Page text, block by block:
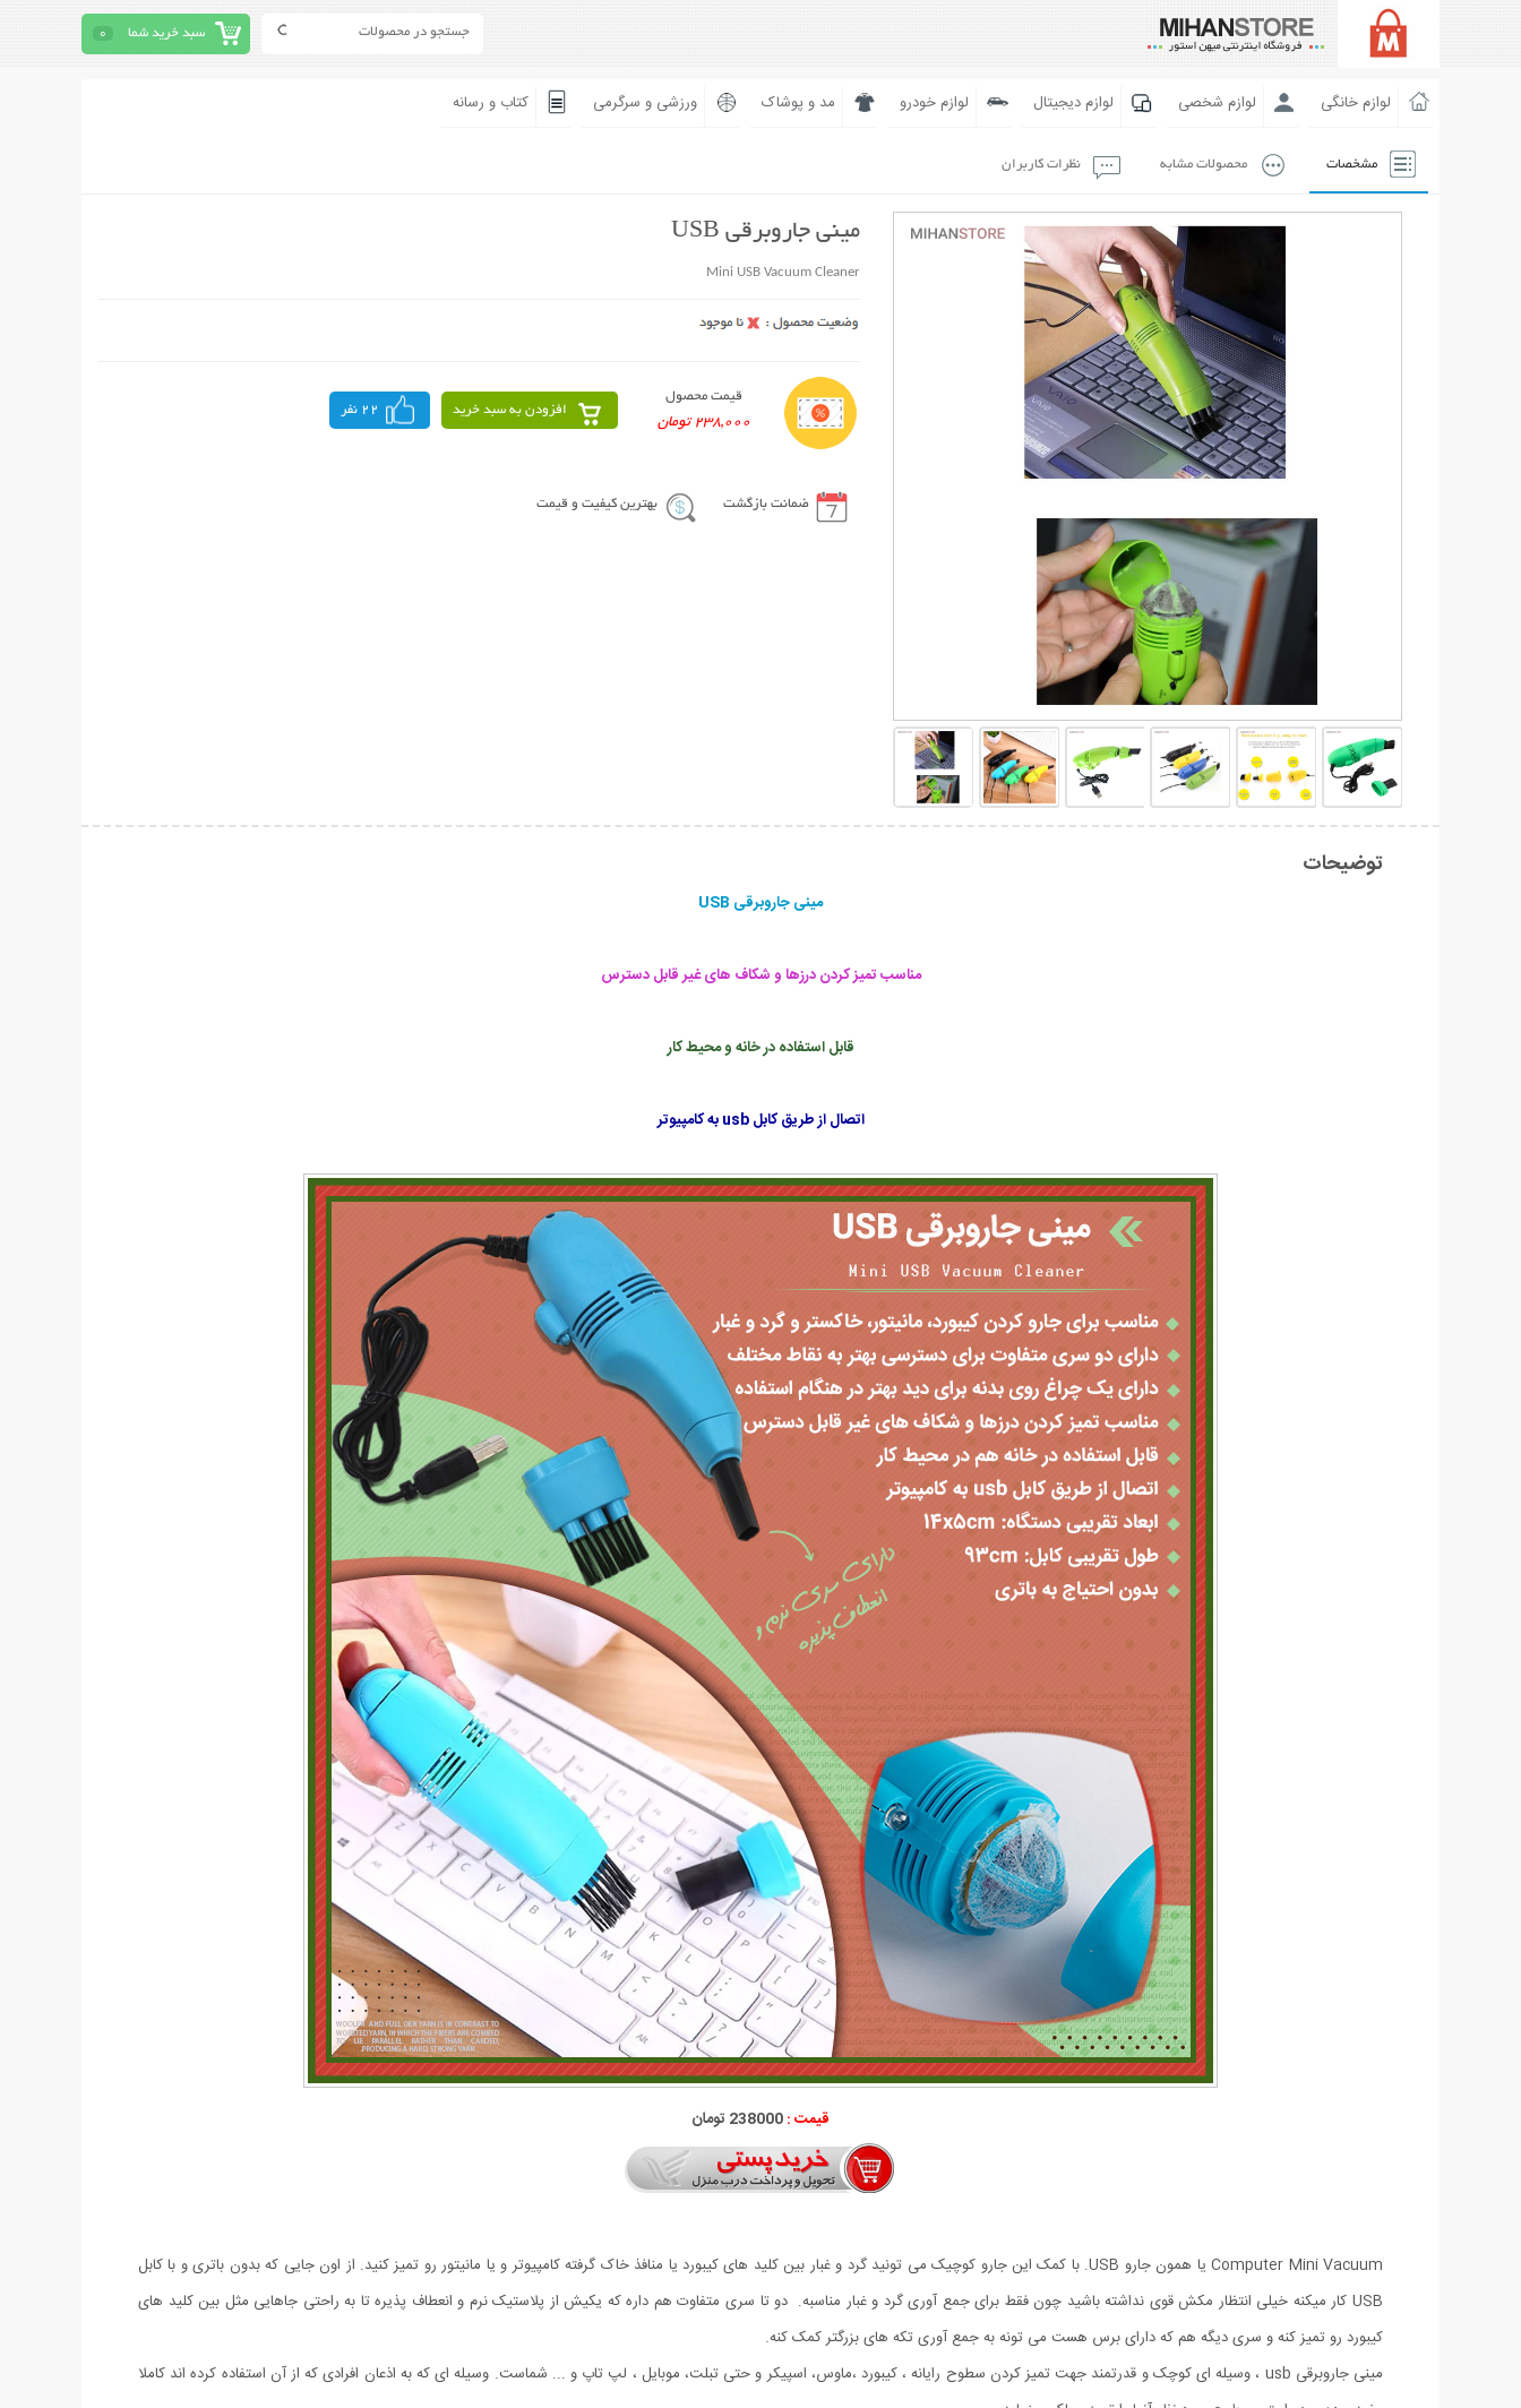
سبد خرید شما 0
لوازم خانگی لوازم شخصی لوازم دیجیتال لوازم خودرو مد و پوشاک ورزشی و سرگرمی کتاب و رسانه
مشخصات محصولات مشابه نظرات کاربران
مینی جاروبرقی USB
Mini USB Vacuum Cleaner
قیمت محصول
238,000 تومان
افزودن به سبد خرید 22 نفر
ضمانت بازگشت بهترین کیفیت و قیمت
توضیحات
مینی جاروبرقی USB
مناسب تمیز کردن درزها و شکاف های غیر قابل دسترس
قابل استفاده در خانه و محیط کار
اتصال از طریق کابل usb به کامپیوتر
قیمت :238000 تومان
Computer Mini Vacuum یا همون جارو USB. با کمک این جارو کوچیک می تونید گرد و غبار بین کلید های کیبورد یا منافذ خاک گرفته کامپیوتر و یا مانیتور رو تمیز کنید. از اون جایی که بدون باتری و با کابل
USB کار میکنه خیلی انتظار مکش قوی نداشته باشید چون فقط برای جمع آوری گرد و غبار مناسبه. دو تا سری متفاوت هم داره که یکیش از پلاستیک نرم و انعطاف پذیره تا به راحتی جاهایی مثل بین کلید های
کیبورد رو تمیز کنه و سری دیگه هم که دارای برس هست می تونه به جمع آوری تکه های بزرگتر کمک کنه.
مینی جاروبرقی usb ، وسیله ای کوچک و قدرتمند جهت تمیز کردن سطوح رایانه ، کیبورد ،ماوس، اسپیکر و حتی تبلت، موبایل ، لپ تاپ و ... شماست. وسیله ای که به اذعان افرادی که از آن استفاده کرده اند کاملا